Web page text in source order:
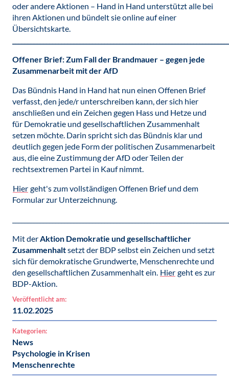
oder andere Aktionen – Hand in Hand unterstützt alle bei
ihren Aktionen und bündelt sie online auf einer
Übersichtskarte.
Offener Brief: Zum Fall der Brandmauer – gegen jede
Zusammenarbeit mit der AfD
Das Bündnis Hand in Hand hat nun einen Offenen Brief
verfasst, den jede/r unterschreiben kann, der sich hier
anschließen und ein Zeichen gegen Hass und Hetze und
für Demokratie und gesellschaftlichen Zusammenhalt
setzen möchte. Darin spricht sich das Bündnis klar und
deutlich gegen jede Form der politischen Zusammenarbeit
aus, die eine Zustimmung der AfD oder Teilen der
rechtsextremen Partei in Kauf nimmt.
Hier geht's zum vollständigen Offenen Brief und dem
Formular zur Unterzeichnung.
Mit derAktion Demokratie und gesellschaftlicher
Zusammenhaltsetzt der BDP selbst ein Zeichen und setzt
sich für demokratische Grundwerte, Menschenrechte und
den gesellschaftlichen Zusammenhalt ein. Hier geht es zur
BDP-Aktion.
Veröffentlicht am:
11.02.2025
Kategorien:
News
Psychologie in Krisen
Menschenrechte